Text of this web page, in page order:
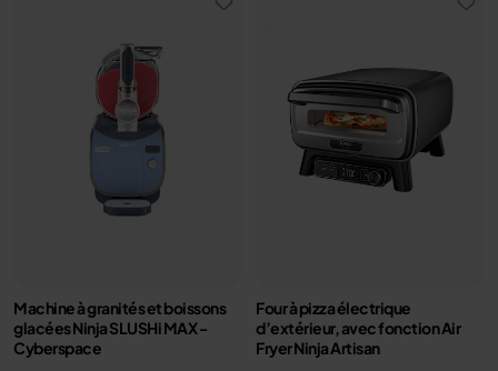
Machine à granités et boissons
glacées Ninja SLUSHi MAX -
Cyberspace
Four à pizza électrique
d’extérieur, avec fonction Air
Fryer Ninja Artisan